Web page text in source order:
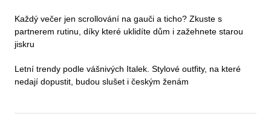
Každý večer jen scrollování na gauči a ticho? Zkuste s
partnerem rutinu, díky které uklidíte dům i zažehnete starou
jiskru
Letní trendy podle vášnivých Italek. Stylové outfity, na které
nedají dopustit, budou slušet i českým ženám